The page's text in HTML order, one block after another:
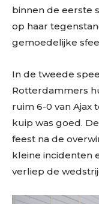
binnen de eerste
op haar
gemoedelijke
In de tweede
Rotterdammers
ruim 6-0 van Ajax
kuip was goed.
feest na de
kleine incidenten
verliep de